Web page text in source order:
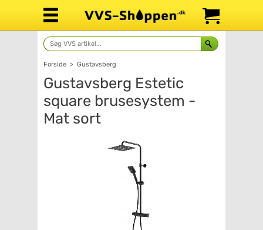
Forside > Gustavsberg
Gustavsberg Estetic
square brusesystem -
Mat sort